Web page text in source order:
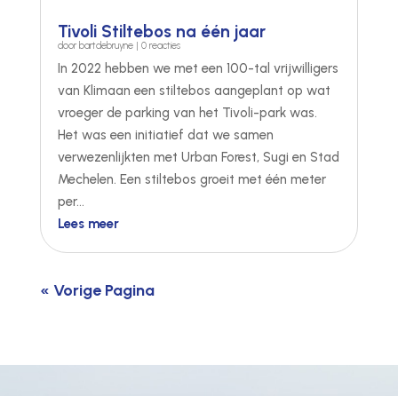
Tivoli Stiltebos na één jaar
door bartdebruyne| 0 reacties
In 2022 hebben we met een 100-tal vrijwilligers
van Klimaan een stiltebos aangeplant op wat
vroeger de parking van het Tivoli-park was.
Het was een initiatief dat we samen
verwezenlijkten met Urban Forest, Sugi en Stad
Mechelen. Een stiltebos groeit met één meter
per...
Lees meer
« Vorige Pagina